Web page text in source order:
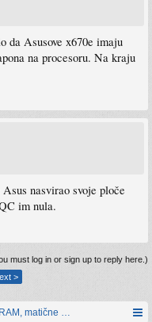
da Asusove x670e imaju
na procesoru. Na kraju
nasvirao svoje ploče
im nula.
must log in or sign up to reply here.)
>
matične ploče i grafičke